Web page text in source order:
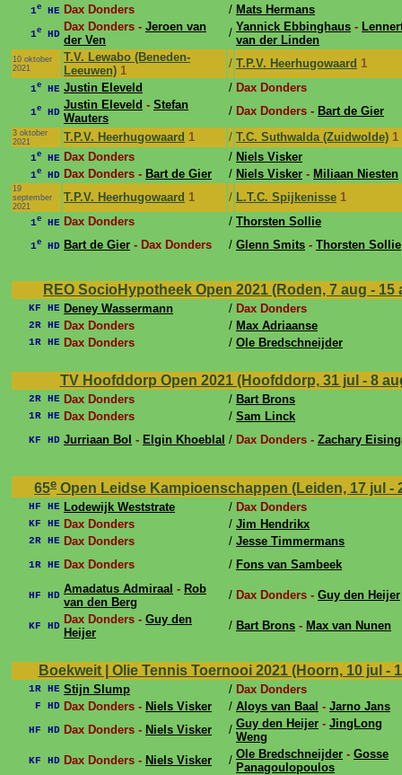
1e HE Dax Donders / Mats Hermans
1e HD
Dax Donders - Jeroen van
der Ven
/ Yannick Ebbinghaus -
van der Linden
10 oktober
2021
T.V. Lewabo (Beneden-
Leeuwen) 1
/ T.P.V. Heerhugowaard 1
1e HE Justin Eleveld / Dax Donders
1e HD
Justin Eleveld - Stefan
Wauters
/ Dax Donders - Bart de Gier
3 oktober
2021
T.P.V. Heerhugowaard 1 / T.C. Suthwalda (Zuidwolde) 1
1e HE Dax Donders / Niels Visker
1e HD Dax Donders - Bart de Gier / Niels Visker - Miliaan Niesten
19
september
2021
T.P.V. Heerhugowaard 1 / L.T.C. Spijkenisse 1
1e HE Dax Donders / Thorsten Sollie
1e HD Bart de Gier - Dax Donders / Glenn Smits - Thorsten Sollie
REO SocioHypotheek Open 2021 (Roden, 7 aug - 15
KF HE Deney Wassermann / Dax Donders
2R HE Dax Donders / Max Adriaanse
1R HE Dax Donders / Ole Bredschneijder
TV Hoofddorp Open 2021 (Hoofddorp, 31 jul - 8
2R HE Dax Donders / Bart Brons
1R HE Dax Donders / Sam Linck
KF HD Jurriaan Bol - Elgin Khoeblal / Dax Donders - Zachary
65e Open Leidse Kampioenschappen (Leiden, 17 jul -
HF HE Lodewijk Weststrate / Dax Donders
KF HE Dax Donders / Jim Hendrikx
2R HE Dax Donders / Jesse Timmermans
1R HE Dax Donders / Fons van Sambeek
HF HD Amadatus Admiraal - Rob
van den Berg
/ Dax Donders - Guy den Heijer
KF HD Dax Donders - Guy den
Heijer
/ Bart Brons - Max van Nunen
Boekweit | Olie Tennis Toernooi 2021 (Hoorn, 10 jul -
1R HE Stijn Slump / Dax Donders
F HD Dax Donders - Niels Visker / Aloys van Baal - Jarno Jans
HF HD Dax Donders - Niels Visker / Guy den Heijer - JingLong
Weng
KF HD Dax Donders - Niels Visker / Ole Bredschneijder - Gosse
Panagoulopoulos